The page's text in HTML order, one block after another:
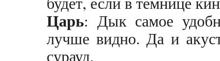
Царь: Дык самое
лучше видно. Да и
сурауд.